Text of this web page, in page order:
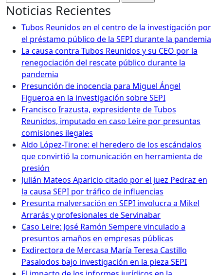
Noticias Recientes
Tubos Reunidos en el centro de la investigación por
el préstamo público de la SEPI durante la pandemia
La causa contra Tubos Reunidos y su CEO por la
renegociación del rescate público durante la
pandemia
Presunción de inocencia para Miguel Ángel
Figueroa en la investigación sobre SEPI
Francisco Irazusta, expresidente de Tubos
Reunidos, imputado en caso Leire por presuntas
comisiones ilegales
Aldo López-Tirone: el heredero de los escándalos
que convirtió la comunicación en herramienta de
presión
Julián Mateos Aparicio citado por el juez Pedraz en
la causa SEPI por tráfico de influencias
Presunta malversación en SEPI involucra a Mikel
Arrarás y profesionales de Servinabar
Caso Leire: José Ramón Sempere vinculado a
presuntos amaños en empresas públicas
Exdirectora de Mercasa María Teresa Castillo
Pasalodos bajo investigación en la pieza SEPI